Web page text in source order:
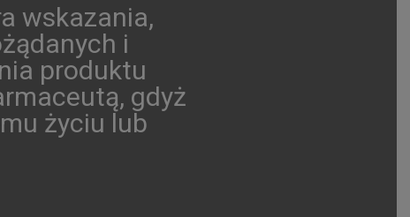
wskazania,
i
produktu
gdyż
życiu lub